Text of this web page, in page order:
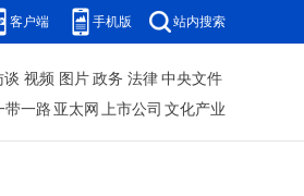
客户端 手机版 站内搜索
谈 视频 图片 政务 法律 中央文件
带一路 亚太网 上市公司 文化产业